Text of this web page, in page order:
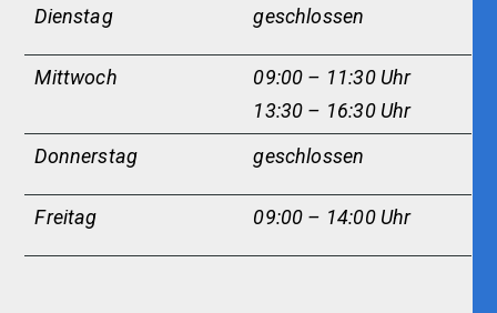
Dienstag
geschlossen
Mittwoch
09:00 – 11:30 Uhr
13:30 – 16:30 Uhr
Donnerstag
geschlossen
Freitag 09:00 – 14:00 Uhr